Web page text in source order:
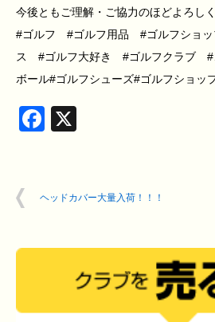
今後ともご理解・ご協力のほどよろし
#ゴルフ #ゴルフ用品 #ゴルフショッ
ス #ゴルフ大好き #ゴルフクラブ #
ボール#ゴルフシューズ#ゴルフショ
Facebook
ヘッドカバー大量入荷！！！